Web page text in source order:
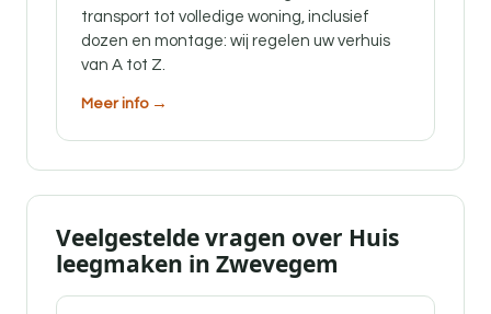
transport tot volledige woning, inclusief
dozen en montage: wij regelen uw verhuis
van A tot Z.
Meer info →
Veelgestelde vragen over Huis
leegmaken in Zwevegem